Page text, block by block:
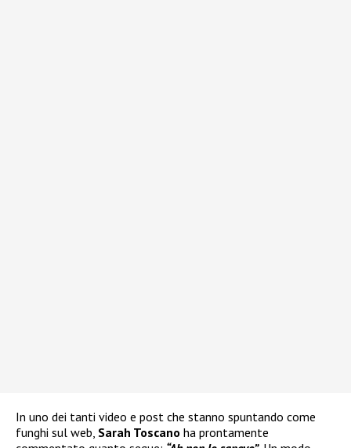
In uno dei tanti video e post che stanno spuntando come
funghi sul web, Sarah Toscano ha prontamente